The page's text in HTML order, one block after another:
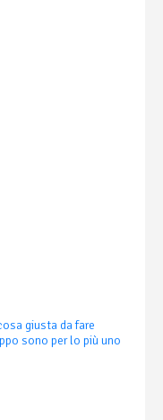
giusta da fare
sono per lo più uno